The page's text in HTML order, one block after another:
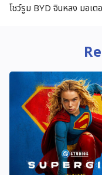
โชว์รูม BYD จินหลง มอเต